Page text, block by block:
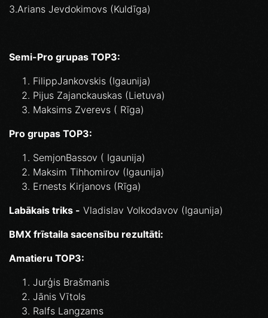
3.Arians Jevdokimovs (Kuldīga)
Semi-Pro grupas TOP3:
FilippJankovskis (Igaunija)
Pijus Zajanckauskas (Lietuva)
Maksims Zverevs ( Rīga)
Pro grupas TOP3:
SemjonBassov ( Igaunija)
Maksim Tihhomirov (Igaunija)
Ernests Kirjanovs (Rīga)
Labākais triks - Vladislav Volkodavov (Igaunija)
BMX frīstaila sacensību rezultāti:
Amatieru TOP3:
Jurģis Brašmanis
Jānis Vītols
Ralfs Langzams